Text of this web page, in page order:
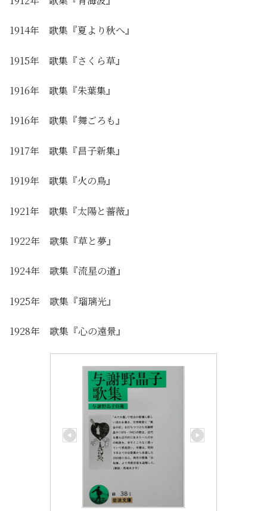
1914年 歌集 『夏より秋へ』
1915年 歌集 『さくら草』
1916年 歌集 『朱葉集』
1916年 歌集 『舞ごろも』
1917年 歌集 『昌子新集』
1919年 歌集 『火の鳥』
1921年 歌集 『太陽と薔薇』
1922年 歌集 『草と夢』
1924年 歌集 『流星の道』
1925年 歌集 『瑠璃光』
1928年 歌集 『心の遠景』